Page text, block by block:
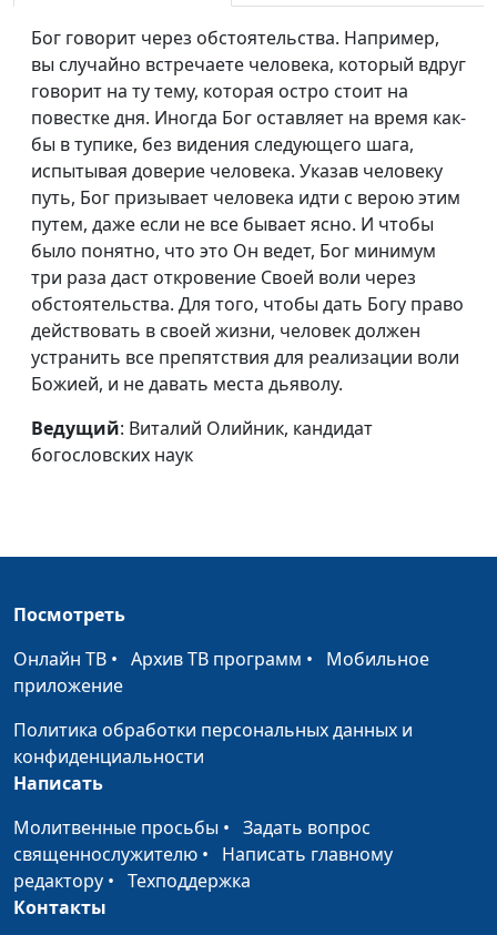
Бог говорит и
Виталий Олийник,
кандидат богословских
Не введи нас во
искушение
Виталий Олийник,
кандидат богословских
наук
#25
И прости нам долги
наши
Виталий Олийник,
кандидат богословских
наук
Хлеб наш насущный
Виталий Олийник,
кандидат богословских
наук
Да будет воля Твоя
Виталий Олийник,
Да святится имя Твоё
кандидат богословских
наук
Отче наш, сущий на
небесах
кандидат богословских
Природа молитвы
Виталий Олийник,
кандидат богословских
Вера как верность
Бог говорит через обстоятельства. Например,
вы случайно встречаете человека, который вдруг
говорит на ту тему, которая остро стоит на
повестке дня. Иногда Бог оставляет на время как-
бы в тупике, без видения следующего шага,
испытывая доверие человека. Указав человеку
путь, Бог призывает человека идти с верою этим
путем, даже если не все бывает ясно. И чтобы
было понятно, что это Он ведет, Бог минимум
три раза даст откровение Своей воли через
обстоятельства. Для того, чтобы дать Богу право
действовать в своей жизни, человек должен
устранить все препятствия для реализации воли
Божией, и не давать места дьяволу.
Ведущий: Виталий Олийник, кандидат
богословских наук
Посмотреть
Онлайн ТВ • Архив ТВ программ • Мобильное
приложение
Политика обработки персональных данных и
конфиденциальности
Написать
Молитвенные просьбы • Задать вопрос
священнослужителю • Написать главному
редактору • Техподдержка
Контакты